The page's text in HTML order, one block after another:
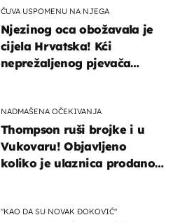
ČUVA USPOMENU NA NJEGA
Njezinog oca obožavala je
cijela Hrvatska! Kći
neprežaljenog pjevača
NADMAŠENA OČEKIVANJA
Thompson ruši brojke i u
Vukovaru! Objavljeno
koliko je ulaznica prodano
"KAO DA SU NOVAK ĐOKOVIĆ"